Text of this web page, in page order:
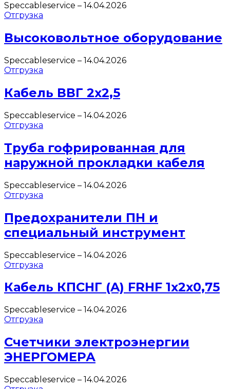
Speccableservice – 14.04.2026
Отгрузка
Высоковольтное оборудование
Speccableservice – 14.04.2026
Отгрузка
Кабель ВВГ 2х2,5
Speccableservice – 14.04.2026
Отгрузка
Труба гофрированная для
наружной прокладки кабеля
Speccableservice – 14.04.2026
Отгрузка
Предохранители ПН и
специальный инструмент
Speccableservice – 14.04.2026
Отгрузка
Кабель КПСНГ (A) FRHF 1х2х0,75
Speccableservice – 14.04.2026
Отгрузка
Счетчики электроэнергии
ЭНЕРГОМЕРА
Speccableservice – 14.04.2026